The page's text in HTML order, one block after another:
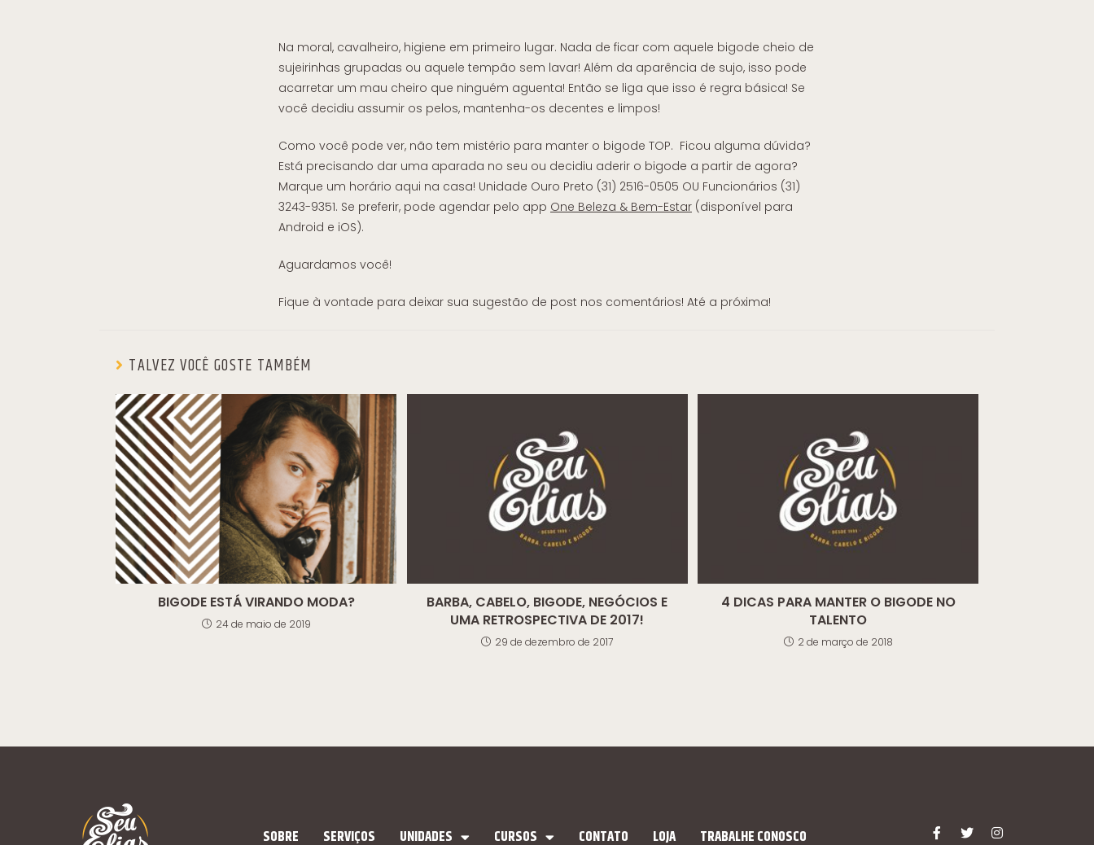
Na moral, cavalheiro, higiene em primeiro lugar. Nada de ficar com aquele bigode cheio de
sujeirinhas grupadas ou aquele tempão sem lavar! Além da aparência de sujo, isso pode
acarretar um mau cheiro que ninguém aguenta! Então se liga que isso é regra básica! Se
você decidiu assumir os pelos, mantenha-os decentes e limpos!
Como você pode ver, não tem mistério para manter o bigode TOP. Ficou alguma dúvida?
Está precisando dar uma aparada no seu ou decidiu aderir o bigode a partir de agora?
Marque um horário aqui na casa! Unidade Ouro Preto (31) 2516-0505 OU Funcionários (31)
3243-9351. Se preferir, pode agendar pelo app One Beleza & Bem-Estar (disponível para
Android e iOS).
Aguardamos você!
Fique à vontade para deixar sua sugestão de post nos comentários! Até a próxima!
TALVEZ VOCÊ GOSTE TAMBÉM
BIGODE ESTÁ VIRANDO MODA?
24 de maio de 2019
BARBA, CABELO, BIGODE, NEGÓCIOS E
UMA RETROSPECTIVA DE 2017!
29 de dezembro de 2017
4 DICAS PARA MANTER O BIGODE NO
TALENTO
2 de março de 2018
SOBRE SERVIÇOS UNIDADES CURSOS CONTATO LOJA TRABALHE CONOSCO